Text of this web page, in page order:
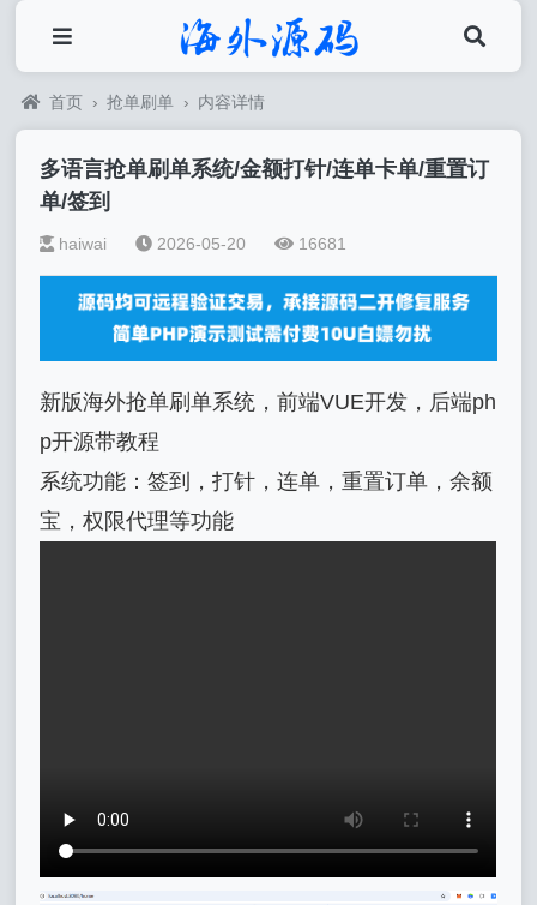
首页 › 抢单刷单 › 内容详情
多语言抢单刷单系统/金额打针/连单卡单/重置订
单/签到
haiwai 2026-05-20 16681
新版海外抢单刷单系统，前端VUE开发，后端ph
p开源带教程
系统功能：签到，打针，连单，重置订单，余额
宝，权限代理等功能